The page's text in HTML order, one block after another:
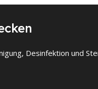
Desinfektion und